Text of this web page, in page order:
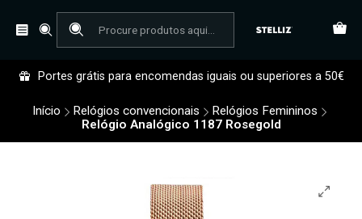
Portes grátis para encomendas iguais ou superiores a 50€
Início Relógios convencionais
Relógios Femininos
Relógio Analógico 1187 Rosegold